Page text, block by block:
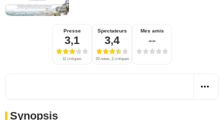
Presse
3,1
11 critiques
Spectateurs
3,4
20 notes, 2 critiques
Mes amis
--
Synopsis